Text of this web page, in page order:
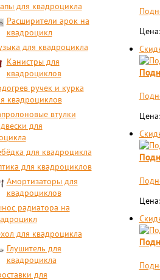
для квадроцикла
Расширители арок на
квадроцикл
для квадроцикла
Канистры для
квадроциклов
ручек и курка
квадроциклов
втулки
для
для квадроцикла
для квадроциклов
Амортизаторы для
квадроциклов
радиатора на
для квадроцикла
Глушитель для
квадроцикла
для